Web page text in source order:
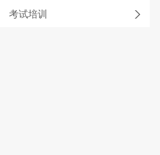
考试培训